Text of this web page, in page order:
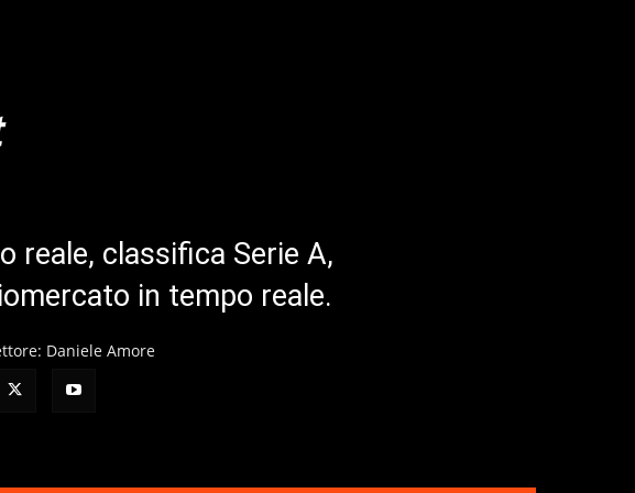
reale, classifica Serie A,
in tempo reale.
Daniele Amore